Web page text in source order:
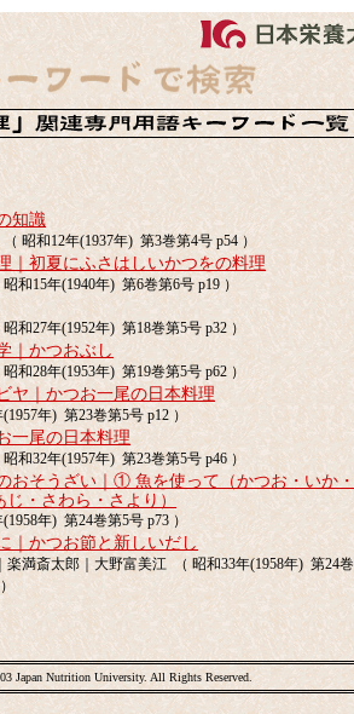
知識
昭和12年(1937年) 第3巻第4号 p54 ）
｜初夏にふさはしいかつをの料理
和15年(1940年) 第6巻第6号 p19 ）
和27年(1952年) 第18巻第5号 p32 ）
｜かつおぶし
和28年(1953年) 第19巻第5号 p62 ）
ヤ｜かつお一尾の日本料理
年) 第23巻第5号 p12 ）
一尾の日本料理
和32年(1957年) 第23巻第5号 p46 ）
おそうざい｜① 魚を使って（かつお・いか・
・さわら・さより）
年) 第24巻第5号 p73 ）
｜かつお節と新しいだし
楽満斎太郎｜大野富美江 （ 昭和33年(1958年) 第24巻
Japan Nutrition University. All Rights Reserved.